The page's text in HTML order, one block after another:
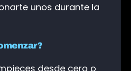
unos durante la
desde cero o